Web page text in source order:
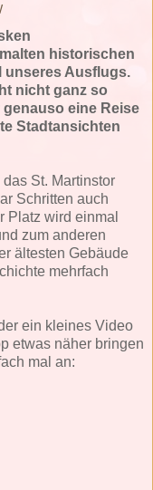
historischen
unseres Ausflugs.
nicht ganz so
genauso eine Reise
Stadtansichten
St. Martinstor
Schritten auch
Platz wird einmal
zum anderen
ältesten Gebäude
mehrfach
ein kleines Video
etwas näher bringen
mal an: